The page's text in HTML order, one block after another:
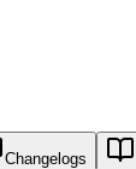
Changelogs